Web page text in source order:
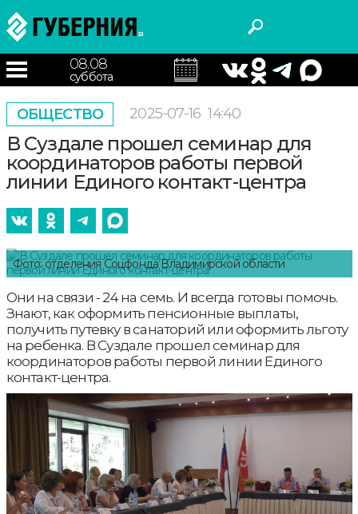
08.08
суббота
ОБЩЕСТВО 2025-07-16 14:40
В Суздале прошел семинар для
координаторов работы первой
линии Единого контакт-центра
Фото: отделения Соцфонда Владимирской области
Они на связи - 24 на семь. И всегда готовы помочь.
Знают, как оформить пенсионные выплаты,
получить путевку в санаторий или оформить льготу
на ребенка. В Суздале прошел семинар для
координаторов работы первой линии Единого
контакт-центра.